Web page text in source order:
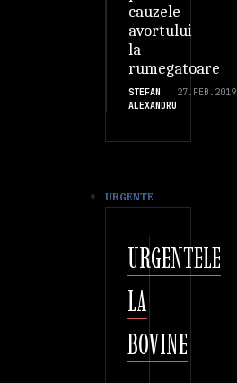
cauzele
avortului
la
rumegatoare
STEFAN
ALEXANDRU
27.FEB.2019
URGENTE
URGENTELE
LA
BOVINE